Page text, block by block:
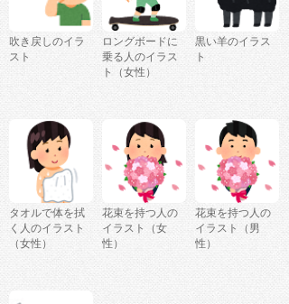
吹き戻しのイラ
スト
ロングボードに
乗る人のイラス
ト（女性）
黒い羊のイラス
ト
タオルで体を拭
く人のイラスト
（女性）
花束を持つ人の
イラスト（女
性）
花束を持つ人の
イラスト（男
性）